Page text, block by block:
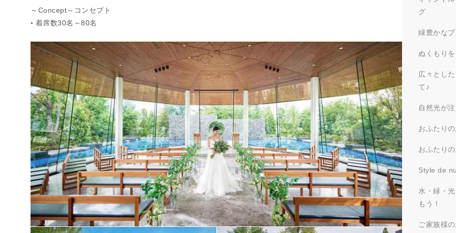
～Concept～コンセプト
● 着席数30名～80名
グ
緑豊かな
ぬくもり
広々とし
て♪
自然光が
おふたり
おふたり
Style de
水・緑・
もう！
ご家族様